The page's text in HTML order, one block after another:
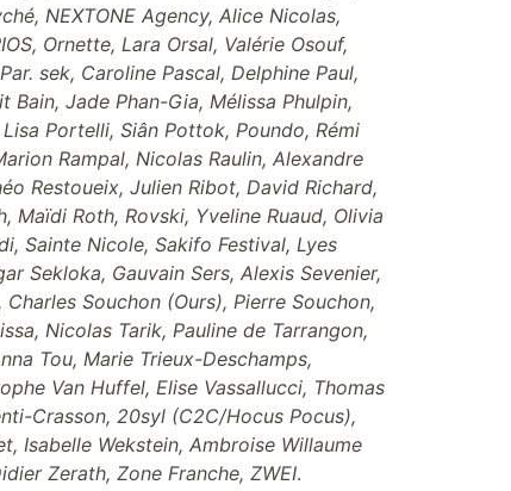
NEXTONE Agency, Alice Nicolas,
Ornette, Lara Orsal, Valérie Osouf,
sek, Caroline Pascal, Delphine Paul,
Jade Phan-Gia, Mélissa Phulpin,
Portelli, Siân Pottok, Poundo, Rémi
Rampal, Nicolas Raulin, Alexandre
Restoueix, Julien Ribot, David Richard,
Maïdi Roth, Rovski, Yveline Ruaud, Olivia
Sainte Nicole, Sakifo Festival, Lyes
Sekloka, Gauvain Sers, Alexis Sevenier,
Souchon (Ours), Pierre Souchon,
Nicolas Tarik, Pauline de Tarrangon,
Tou, Marie Trieux-Deschamps,
Van Huffel, Elise Vassallucci, Thomas
Crasson, 20syl (C2C/Hocus Pocus),
Isabelle Wekstein, Ambroise Willaume
Zerath, Zone Franche, ZWEI.